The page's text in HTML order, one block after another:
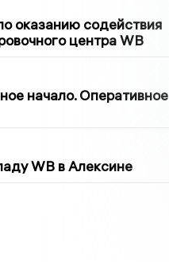
оказанию содействия
центра WB
начало. Оперативное
WB в Алексине